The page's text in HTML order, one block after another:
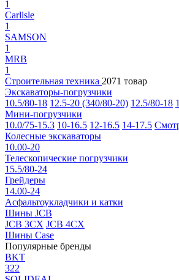
1
Carlisle
1
SAMSON
1
MRB
1
Строительная техника 2071 товар
Экскаваторы-погрузчики
10.5/80-18 12.5-20 (340/80-20) 12.5/80-18
Мини-погрузчики
10.0/75-15.3 10-16.5 12-16.5 14-17.5
Колесные экскаваторы
10.00-20
Телескопические погрузчики
15.5/80-24
Грейдеры
14.00-24
Асфальтоукладчики и катки
Шины JCB
JCB 3CX JCB 4CX
Шины Case
Популярные бренды
BKT
322